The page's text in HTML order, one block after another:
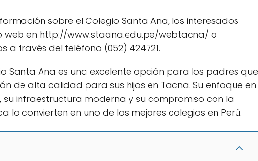
sobre el Colegio Santa Ana, los interesados
web en http://www.staana.edu.pe/webtacna/ o
a través del teléfono (052) 424721.
Santa Ana es una excelente opción para los padres que
de alta calidad para sus hijos en Tacna. Su enfoque en
su infraestructura moderna y su compromiso con la
lo convierten en uno de los mejores colegios en Perú.